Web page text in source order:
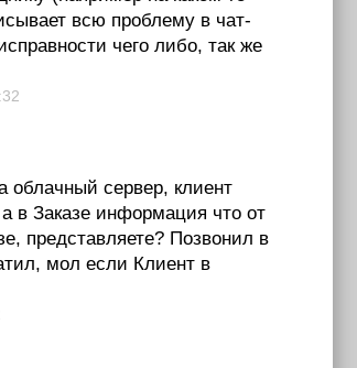
всю проблему в чат-
чего либо, так же
облачный сервер, клиент
в Заказе информация что от
представляете? Позвонил в
мол если Клиент в